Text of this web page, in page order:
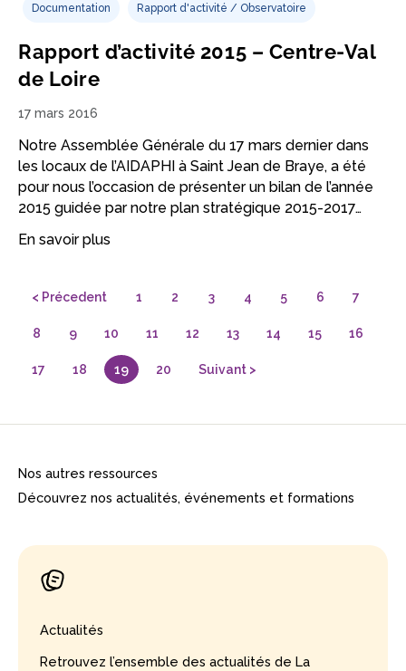
Documentation Rapport d'activité / Observatoire
Rapport d’activité 2015 – Centre-Val
de Loire
17 mars 2016
Notre Assemblée Générale du 17 mars dernier dans
les locaux de l’AIDAPHI à Saint Jean de Braye, a été
pour nous l’occasion de présenter un bilan de l’année
2015 guidée par notre plan stratégique 2015-2017…
En savoir plus
< Précedent 1 2 3 4 5 6 7
8 9 10 11 12 13 14 15 16
17 18 19 20 Suivant >
Nos autres ressources
Découvrez nos actualités, événements et formations
Actualités
Retrouvez l’ensemble des actualités de La